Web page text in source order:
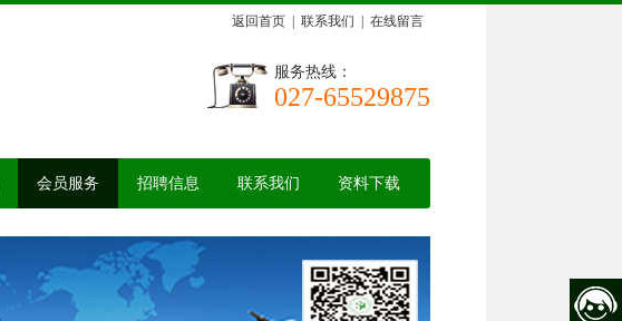
返回首页 联系我们 在线留言
服务热线：
027-65529875
会员服务 招聘信息 联系我们 资料下载